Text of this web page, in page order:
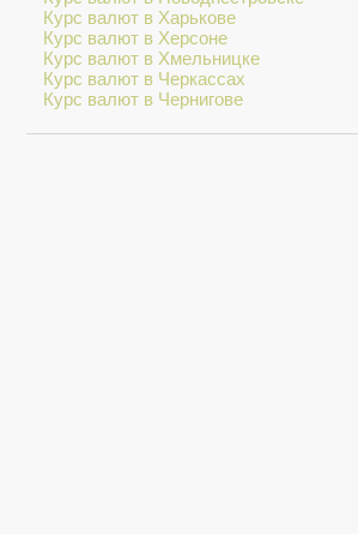
Курс валют в Харькове
Курс валют в Херсоне
Курс валют в Хмельницке
Курс валют в Черкассах
Курс валют в Чернигове